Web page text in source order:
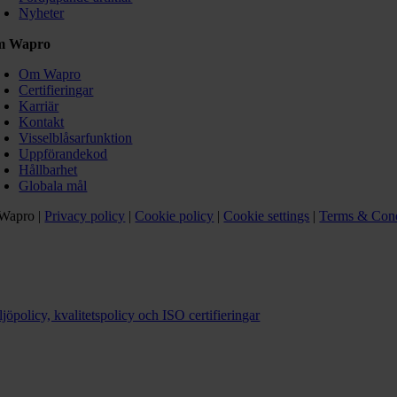
Nyheter
Wapro
Om Wapro
Certifieringar
Karriär
Kontakt
Visselblåsarfunktion
Uppförandekod
Hållbarhet
Globala mål
| Privacy policy | Cookie policy | Cookie settings |Terms &
kvalitetspolicy och ISO certifieringar